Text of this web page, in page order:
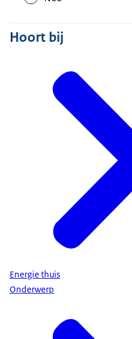
Hoort bij
Energie thuis
Onderwerp